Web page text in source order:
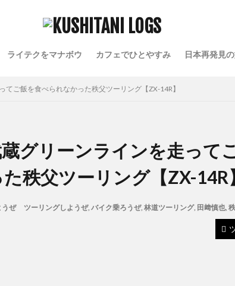
ライテクをマナボウ カフェでひとやすみ 日本再発見
ご飯を食べられなかった秩父ツーリング【ZX-14R】
グリーンラインを走って
秩父ツーリング【ZX-14R】
うぜ ツーリングしようぜ, バイク乗ろうぜ, 林道ツーリング, 田﨑慎也,